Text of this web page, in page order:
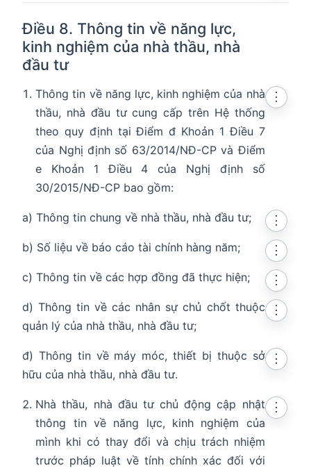
Điều 8. Thông tin về năng lực,
kinh nghiệm của nhà thầu, nhà
đầu tư
Thông tin về năng lực, kinh nghiệm của nhà
thầu, nhà đầu tư cung cấp trên Hệ thống
theo quy định tại Điểm đ Khoản 1 Điều 7
của Nghị định số 63/2014/NĐ-CP và Điểm
e Khoản 1 Điều 4 của Nghị định số
30/2015/NĐ-CP bao gồm:
⋮
a) Thông tin chung về nhà thầu, nhà đầu tư;
⋮
b) Số liệu về báo cáo tài chính hàng năm;
⋮
c) Thông tin về các hợp đồng đã thực hiện;
⋮
d) Thông tin về các nhân sự chủ chốt thuộc
quản lý của nhà thầu, nhà đầu tư;
⋮
đ) Thông tin về máy móc, thiết bị thuộc sở
hữu của nhà thầu, nhà đầu tư.
⋮
Nhà thầu, nhà đầu tư chủ động cập nhật
thông tin về năng lực, kinh nghiệm của
mình khi có thay đổi và chịu trách nhiệm
trước pháp luật về tính chính xác đối với
⋮